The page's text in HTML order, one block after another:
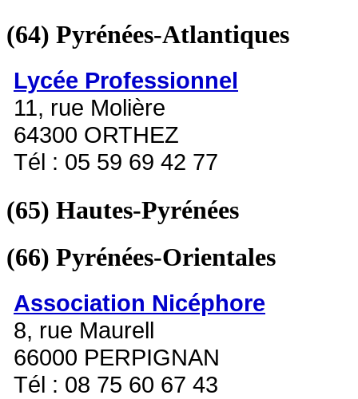
(64) Pyrénées-Atlantiques
Lycée Professionnel
11, rue Molière
64300 ORTHEZ
Tél : 05 59 69 42 77
(65) Hautes-Pyrénées
(66) Pyrénées-Orientales
Association Nicéphore
8, rue Maurell
66000 PERPIGNAN
Tél : 08 75 60 67 43